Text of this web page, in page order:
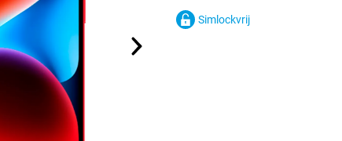
Simlockvrij